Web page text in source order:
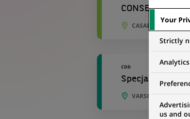
CONSEILLER
CASABLANCA,
CDD
Specjalistka/
VARSOVIE, SILÉSIE,
Your
Strictly
us and